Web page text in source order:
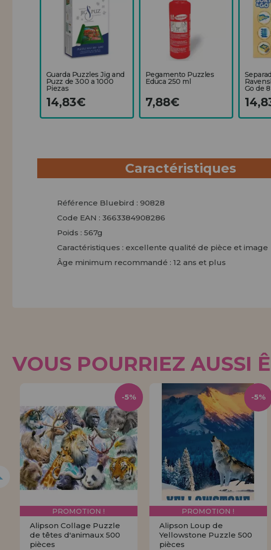
Guarda Puzzles Jig and
Puzz de 300 a 1000
Piezas
14,83€
Pegamento Puzzles
Educa 250 ml
7,88€
Go de
Caractéristiques
Référence Bluebird : 90828
Code EAN : 3663384908286
Poids : 567g
Caractéristiques : excellente qualité de pièce et image
Âge minimum recommandé : 12 ans et plus
VOUS POURRIEZ AUSSI
PROMOTION !
Alipson Collage Puzzle
de têtes d'animaux 500
pièces
-5%
PROMOTION !
Alipson Loup de
Yellowstone Puzzle 500
pièces
-5%